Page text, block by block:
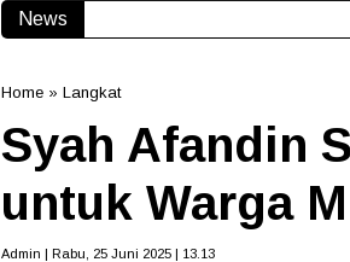
News
Home » Langkat
Syah Afandin
untuk Warga
Admin | Rabu, 25 Juni 2025 | 13.13